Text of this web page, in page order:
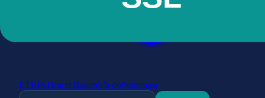
ETBİSTicaret Bakanlığı doğrulaması